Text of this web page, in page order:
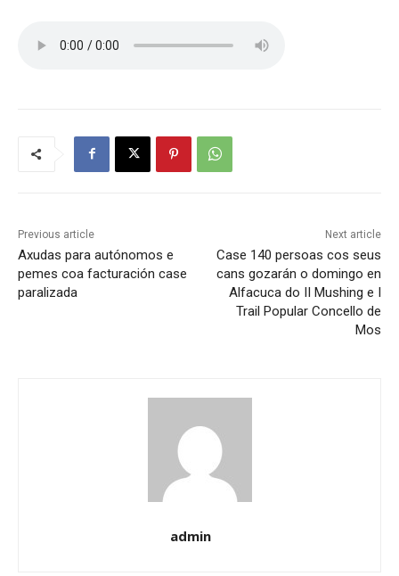
Previous article
Axudas para autónomos e
pemes coa facturación case
paralizada
Next article
Case 140 persoas cos seus
cans gozarán o domingo en
Alfacuca do II Mushing e I
Trail Popular Concello de
Mos
admin